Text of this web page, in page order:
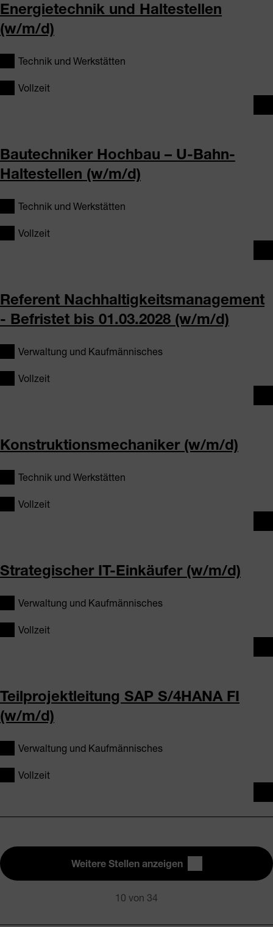
Energietechnik und Haltestellen
(w/m/d)
Technik und Werkstätten
Vollzeit
Bautechniker Hochbau – U-Bahn-
Haltestellen (w/m/d)
Technik und Werkstätten
Vollzeit
Referent Nachhaltigkeitsmanagement
- Befristet bis 01.03.2028 (w/m/d)
Verwaltung und Kaufmännisches
Vollzeit
Konstruktionsmechaniker (w/m/d)
Technik und Werkstätten
Vollzeit
Strategischer IT-Einkäufer (w/m/d)
Verwaltung und Kaufmännisches
Vollzeit
Teilprojektleitung SAP S/4HANA FI
(w/m/d)
Verwaltung und Kaufmännisches
Vollzeit
Weitere Stellen anzeigen
10 von 34